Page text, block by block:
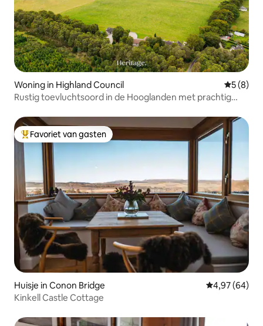
Woning in Highland Council
5 (8)
Rustig toevluchtsoord in de Hooglanden met prachtig
Topfavoriet van gasten
Favoriet van gasten
Huisje in Conon Bridge Gemiddelde
4,97 (64)
Kinkell Castle Cottage